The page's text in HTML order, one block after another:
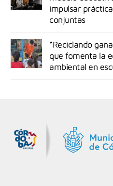
impulsar
conjuntas
“Reciclando
que fomenta la
ambiental en